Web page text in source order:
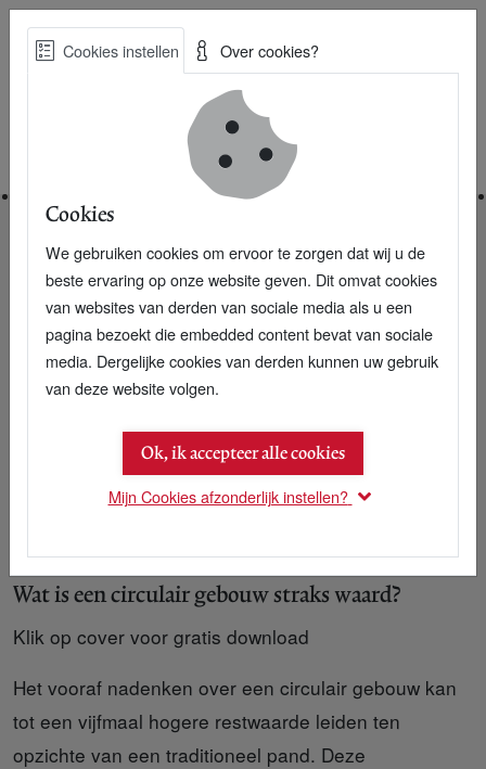
Skip
Best Practices voor een duurzame toekomst
Specials Wat is een circulair gebouw straks waard?
Wat is een circulair gebouw straks waard?
Wat is een circulair gebouw straks waard?
Klik op cover voor gratis download
Het vooraf nadenken over een circulair gebouw kan
tot een vijfmaal hogere restwaarde leiden ten
opzichte van een traditioneel pand. Deze
Cookies instellen Over cookies?
Cookies
We gebruiken cookies om ervoor te zorgen dat wij u de
beste ervaring op onze website geven. Dit omvat cookies
van websites van derden van sociale media als u een
pagina bezoekt die embedded content bevat van sociale
media. Dergelijke cookies van derden kunnen uw gebruik
van deze website volgen.
Ok, ik accepteer alle cookies
Mijn Cookies afzonderlijk instellen?